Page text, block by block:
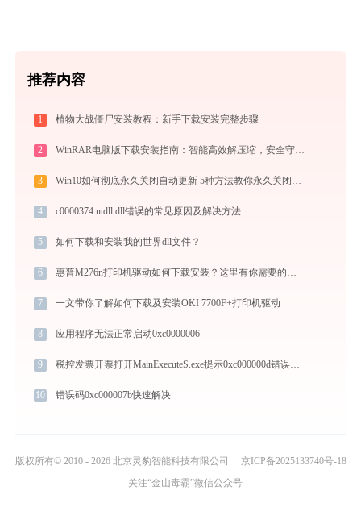
推荐内容
1 植物大战僵尸安装教程：新手下载安装完整步骤
2 WinRAR电脑版下载安装指南：智能高效解压缩，安全守护文件传输与归档
3 Win10如何彻底永久关闭自动更新 5种方法教你永久关闭win10自动更新
4 c0000374 ntdll.dll错误的常见原因及解决方法
5 如何下载和安装我的世界dll文件？
6 惠普M276n打印机驱动如何下载安装？这里有你需要的所有信息
7 一文带你了解如何下载及安装OKI 7700F+打印机驱动
8 应用程序无法正常启动0xc0000006
9 税控发票开票打开MainExecuteS.exe提示0xc000000d错误码怎么办
10 错误码0xc000007b快速解决
版权所有© 2010 - 2026 北京灵豹智能科技有限公司
京ICP备2025133740号-18
关注“金山毒霸”微信公众号